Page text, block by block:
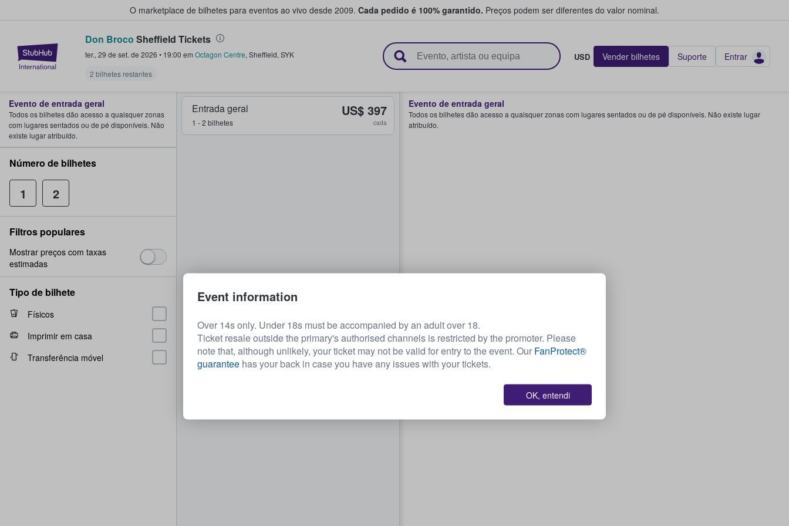
O marketplace de bilhetes para eventos ao vivo desde 2009. Cada pedido é 100% garantido. Preços podem ser diferentes do valor nominal.
StubHub – onde os fãs compram e vendem bilhetes
Don Broco Sheffield Tickets
ter., 29 de set. de 2026 • 19:00 em Octagon Centre, Sheffield, SYK
2 bilhetes restantes
USD Vender bilhetes Suporte Entrar
Entrada geral
1 - 2 bilhetes
US$ 397
cada
Evento de entrada geral
Todos os bilhetes dão acesso a quaisquer zonas com lugares sentados ou de pé disponíveis. Não existe lugar
atribuído.
Evento de entrada geral
Todos os bilhetes dão acesso a quaisquer zonas
com lugares sentados ou de pé disponíveis. Não
existe lugar atribuído.
Número de bilhetes
1 2
Filtros populares
Mostrar preços com taxas
estimadas
Tipo de bilhete
Físicos
Imprimir em casa
Transferência móvel
Event information
Over 14s only. Under 18s must be accompanied by an adult over 18.
Ticket resale outside the primary's authorised channels is restricted by the promoter. Please
note that, although unlikely, your ticket may not be valid for entry to the event. Our FanProtect®
guarantee has your back in case you have any issues with your tickets.
OK, entendi